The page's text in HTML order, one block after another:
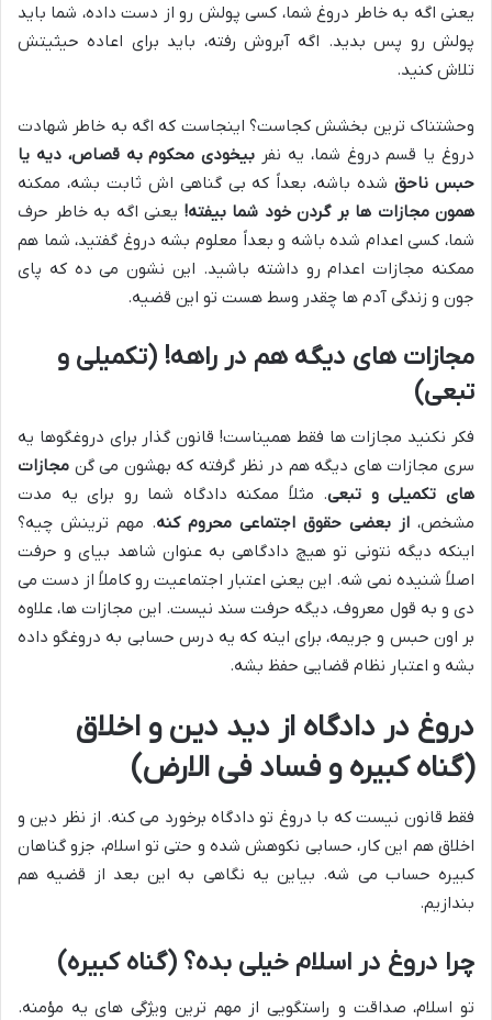
یعنی اگه به خاطر دروغ شما، کسی پولش رو از دست داده، شما باید
پولش رو پس بدید. اگه آبروش رفته، باید برای اعاده حیثیتش
تلاش کنید.
وحشتناک ترین بخشش کجاست؟ اینجاست که اگه به خاطر شهادت
دروغ یا قسم دروغ شما، یه نفر بیخودی محکوم به قصاص، دیه یا
حبس ناحقشده باشه، بعداً که بی گناهی اش ثابت بشه، ممکنه
همون مجازات ها بر گردن خود شما بیفته! یعنی اگه به خاطر حرف
شما، کسی اعدام شده باشه و بعداً معلوم بشه دروغ گفتید، شما هم
ممکنه مجازات اعدام رو داشته باشید. این نشون می ده که پای
جون و زندگی آدم ها چقدر وسط هست تو این قضیه.
مجازات های دیگه هم در راهه! (تکمیلی و
تبعی)
فکر نکنید مجازات ها فقط همیناست! قانون گذار برای دروغگوها یه
سری مجازات های دیگه هم در نظر گرفته که بهشون می گن مجازات
های تکمیلی و تبعی. مثلاً ممکنه دادگاه شما رو برای یه مدت
مشخص، از بعضی حقوق اجتماعی محروم کنه. مهم ترینش چیه؟
اینکه دیگه نتونی تو هیچ دادگاهی به عنوان شاهد بیای و حرفت
اصلاً شنیده نمی شه. این یعنی اعتبار اجتماعیت رو کاملاً از دست می
دی و به قول معروف، دیگه حرفت سند نیست. این مجازات ها، علاوه
بر اون حبس و جریمه، برای اینه که یه درس حسابی به دروغگو داده
بشه و اعتبار نظام قضایی حفظ بشه.
دروغ در دادگاه از دید دین و اخلاق
(گناه کبیره و فساد فی الارض)
فقط قانون نیست که با دروغ تو دادگاه برخورد می کنه. از نظر دین و
اخلاق هم این کار، حسابی نکوهش شده و حتی تو اسلام، جزو گناهان
کبیره حساب می شه. بیاین یه نگاهی به این بعد از قضیه هم
بندازیم.
چرا دروغ در اسلام خیلی بده؟ (گناه کبیره)
تو اسلام، صداقت و راستگویی از مهم ترین ویژگی های یه مؤمنه.